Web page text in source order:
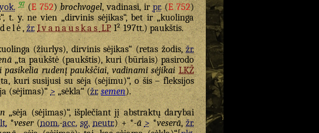
vok. 97(E 752)brochvogel, vadinasi, irpr.(E 752)
t. y. ne vien „dirvinis sėjikas“, bet ir „kuolinga
,žr. IvanauskasLPI² 197tt.) paukštis.
(žiurlys), dirvinis sėjikas“ (retas žodis,žr.
„ta paukštė (paukštis), kuri (būriais) pasirodo
pasikelia rudenį paukščiai,vadinami sėjikai LKŽ
kuri susijusi su sėja (sėjimu)“, o šis – fleksijos
(sėjimas)“ >„sėkla“ (žr. semen).
„sėja (sėjimas)“, išplečiant jį abstraktų darybai
*veser(nom.-acc. sg. neutr.) + *-ā >*veserā,žr.